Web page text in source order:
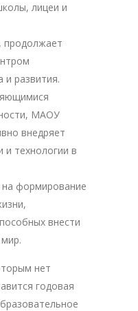
лицеи и
и развития.
МАОУ
внедряет
и технологии в
на формирование
внести
нет
годовая